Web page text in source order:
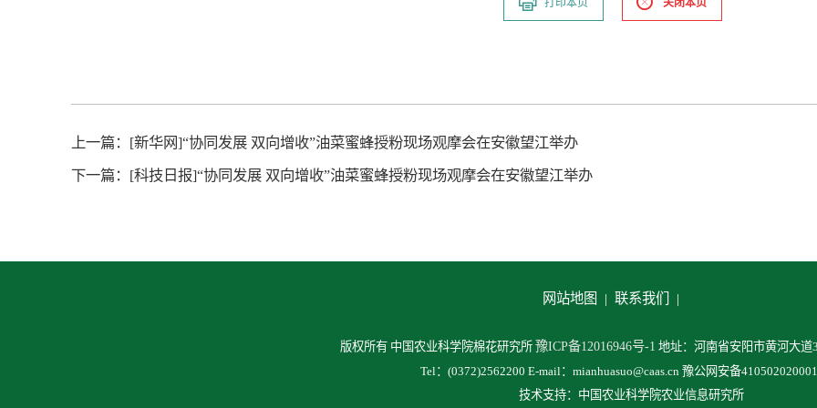
打印本页 关闭本页
上一篇： [新华网]“协同发展 双向增收”油菜蜜蜂授粉现场观摩会在安徽望江举办
下一篇： [科技日报]“协同发展 双向增收”油菜蜜蜂授粉现场观摩会在安徽望江举办
网站地图 | 联系我们 |
版权所有 中国农业科学院棉花研究所 豫ICP备12016946号-1 地址：河南省安阳市黄河大
Tel：(0372)2562200 E-mail：mianhuasuo@caas.cn 豫公网安备
技术支持：中国农业科学院农业信息研究所